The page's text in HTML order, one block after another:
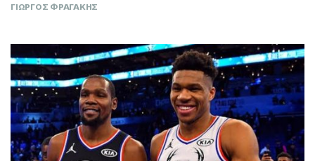
ΓΙΩΡΓΟΣ ΦΡΑΓΑΚΗΣ